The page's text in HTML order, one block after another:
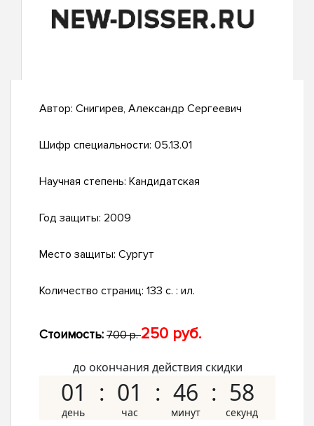
Автор: Снигирев, Александр Сергеевич
Шифр специальности: 05.13.01
Научная степень: Кандидатская
Год защиты: 2009
Место защиты: Сургут
Количество страниц: 133 с. : ил.
Стоимость: 700 р.250 руб.
до окончания действия скидки
01 01 46 57